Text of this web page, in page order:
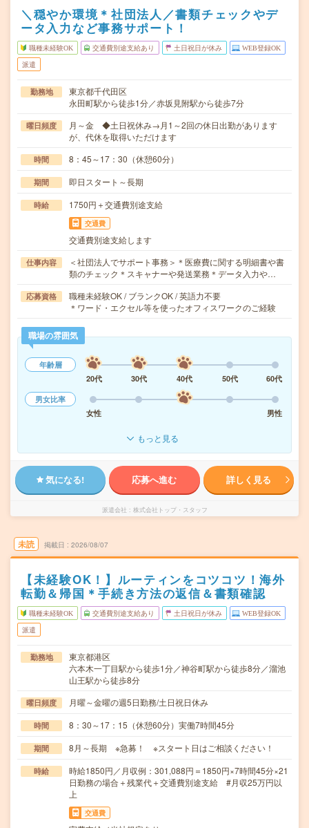
＼穏やか環境＊社団法人／書類チェックやデ
ータ入力など事務サポート！
職種未経験OK 交通費別途支給あり 土日祝日が休み WEB登録OK
派遣
勤務地
東京都千代田区
永田町駅から徒歩1分／赤坂見附駅から徒歩7分
曜日頻度
月～金 ◆土日祝休み→月1～2回の休日出勤があります
が、代休を取得いただけます
時間 8：45～17：30（休憩60分）
期間 即日スタート～長期
時給 1750円＋交通費別途支給
交通費
交通費別途支給します
仕事内容
＜社団法人でサポート事務＞＊医療費に関する明細書や書
類のチェック＊スキャナーや発送業務＊データ入力や…
応募資格
職種未経験OK / ブランクOK / 英語力不要
＊ワード・エクセル等を使ったオフィスワークのご経験
職場の雰囲気
年齢層
20代
30代 40代 50代
60代
男女比率
女性
男性
もっと見る
気になる! 応募へ進む 詳しく見る
派遣会社 株式会社トップ・スタッフ
未読 掲載日 2026/08/07
【未経験OK！】ルーティンをコツコツ！海外
転勤＆帰国＊手続き方法の返信＆書類確認
職種未経験OK 交通費別途支給あり 土日祝日が休み WEB登録OK
派遣
勤務地
東京都港区
六本木一丁目駅から徒歩1分／神谷町駅から徒歩8分／溜池
山王駅から徒歩8分
曜日頻度 月曜～金曜の週5日勤務/土日祝日休み
時間 8：30～17：15（休憩60分）実働7時間45分
期間 8月～長期 ※急募！ ※スタート日はご相談ください！
時給
時給1850円／月収例：301,088円＝1850円×7時間45分×21
日勤務の場合＋残業代＋交通費別途支給 #月収25万円以
上
交通費